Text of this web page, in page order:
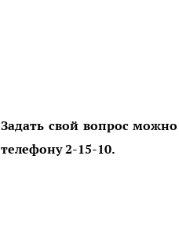
Задать свой вопрос
телефону 2-15-10.